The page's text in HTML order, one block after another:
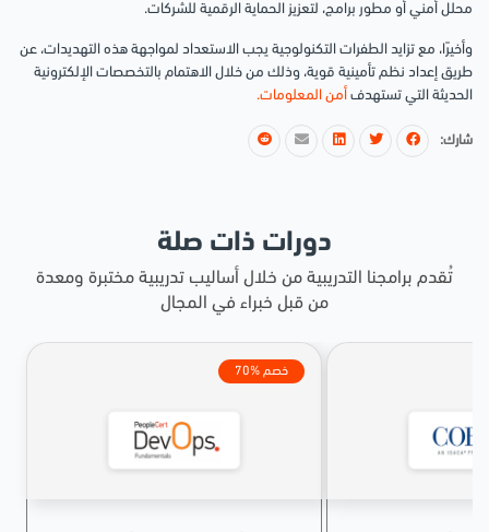
محلل أمني أو مطور برامج، لتعزيز الحماية الرقمية للشركات.
وأخيرًا، مع تزايد الطفرات التكنولوجية يجب الاستعداد لمواجهة هذه التهديدات، عن
طريق إعداد نظم تأمينية قوية، وذلك من خلال الاهتمام بالتخصصات الإلكترونية
الحديثة التي تستهدف أمن المعلومات.
شارك:
دورات ذات صلة
تُقدم برامجنا التدريبية من خلال أساليب تدريبية مختبرة ومعدة
من قبل خبراء في المجال
70% خصم